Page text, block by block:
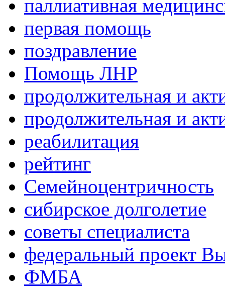
паллиативная
первая помощь
поздравление
Помощь ЛНР
продолжительная и
продолжительная и
реабилитация
рейтинг
Семейноцентричность
сибирское долголетие
советы специалиста
федеральный проект
ФМБА